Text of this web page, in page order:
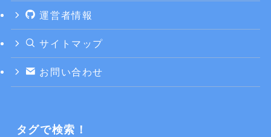
運営者情報
サイトマップ
お問い合わせ
タグで検索！